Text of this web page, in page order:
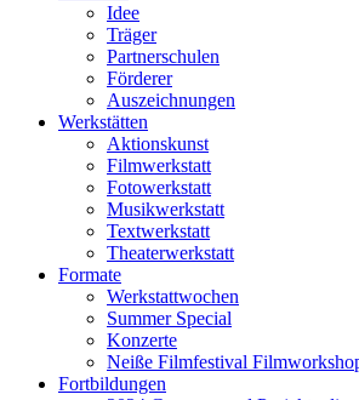
Idee
Träger
Partnerschulen
Förderer
Auszeichnungen
Werkstätten
Aktionskunst
Filmwerkstatt
Fotowerkstatt
Musikwerkstatt
Textwerkstatt
Theaterwerkstatt
Formate
Werkstattwochen
Summer Special
Konzerte
Neiße Filmfestival
Fortbildungen